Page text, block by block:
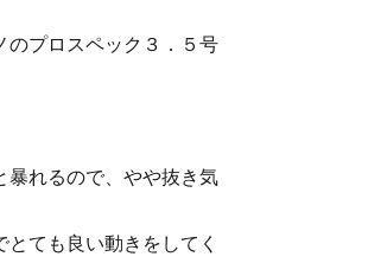
のプロスペック３．５号
暴れるので、やや抜き気
とても良い動きをしてく